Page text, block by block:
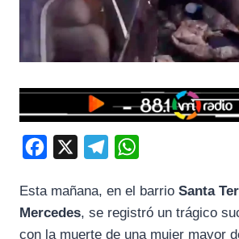
c
e
l
e
a
t
Esta mañana, en el barrio Santa
Mercedes, se registró un trágico
con la muerte de una mujer mayor